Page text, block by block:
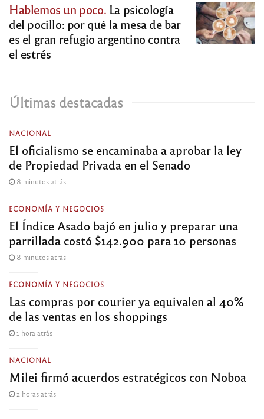
Hablemos un poco. La psicología
del pocillo: por qué la mesa de bar
es el gran refugio argentino contra
el estrés
Últimas destacadas
NACIONAL
El oficialismo se encaminaba a aprobar la ley
de Propiedad Privada en el Senado
8 minutos atrás
ECONOMÍA Y NEGOCIOS
El Índice Asado bajó en julio y preparar una
parrillada costó $142.900 para 10 personas
8 minutos atrás
ECONOMÍA Y NEGOCIOS
Las compras por courier ya equivalen al 40%
de las ventas en los shoppings
1 hora atrás
NACIONAL
Milei firmó acuerdos estratégicos con Noboa
2 horas atrás